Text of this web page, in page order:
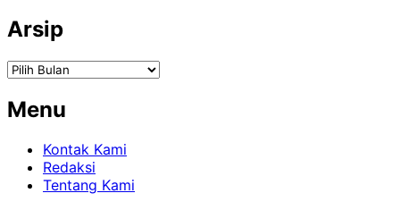
Arsip
Arsip
Menu
Kontak Kami
Redaksi
Tentang Kami